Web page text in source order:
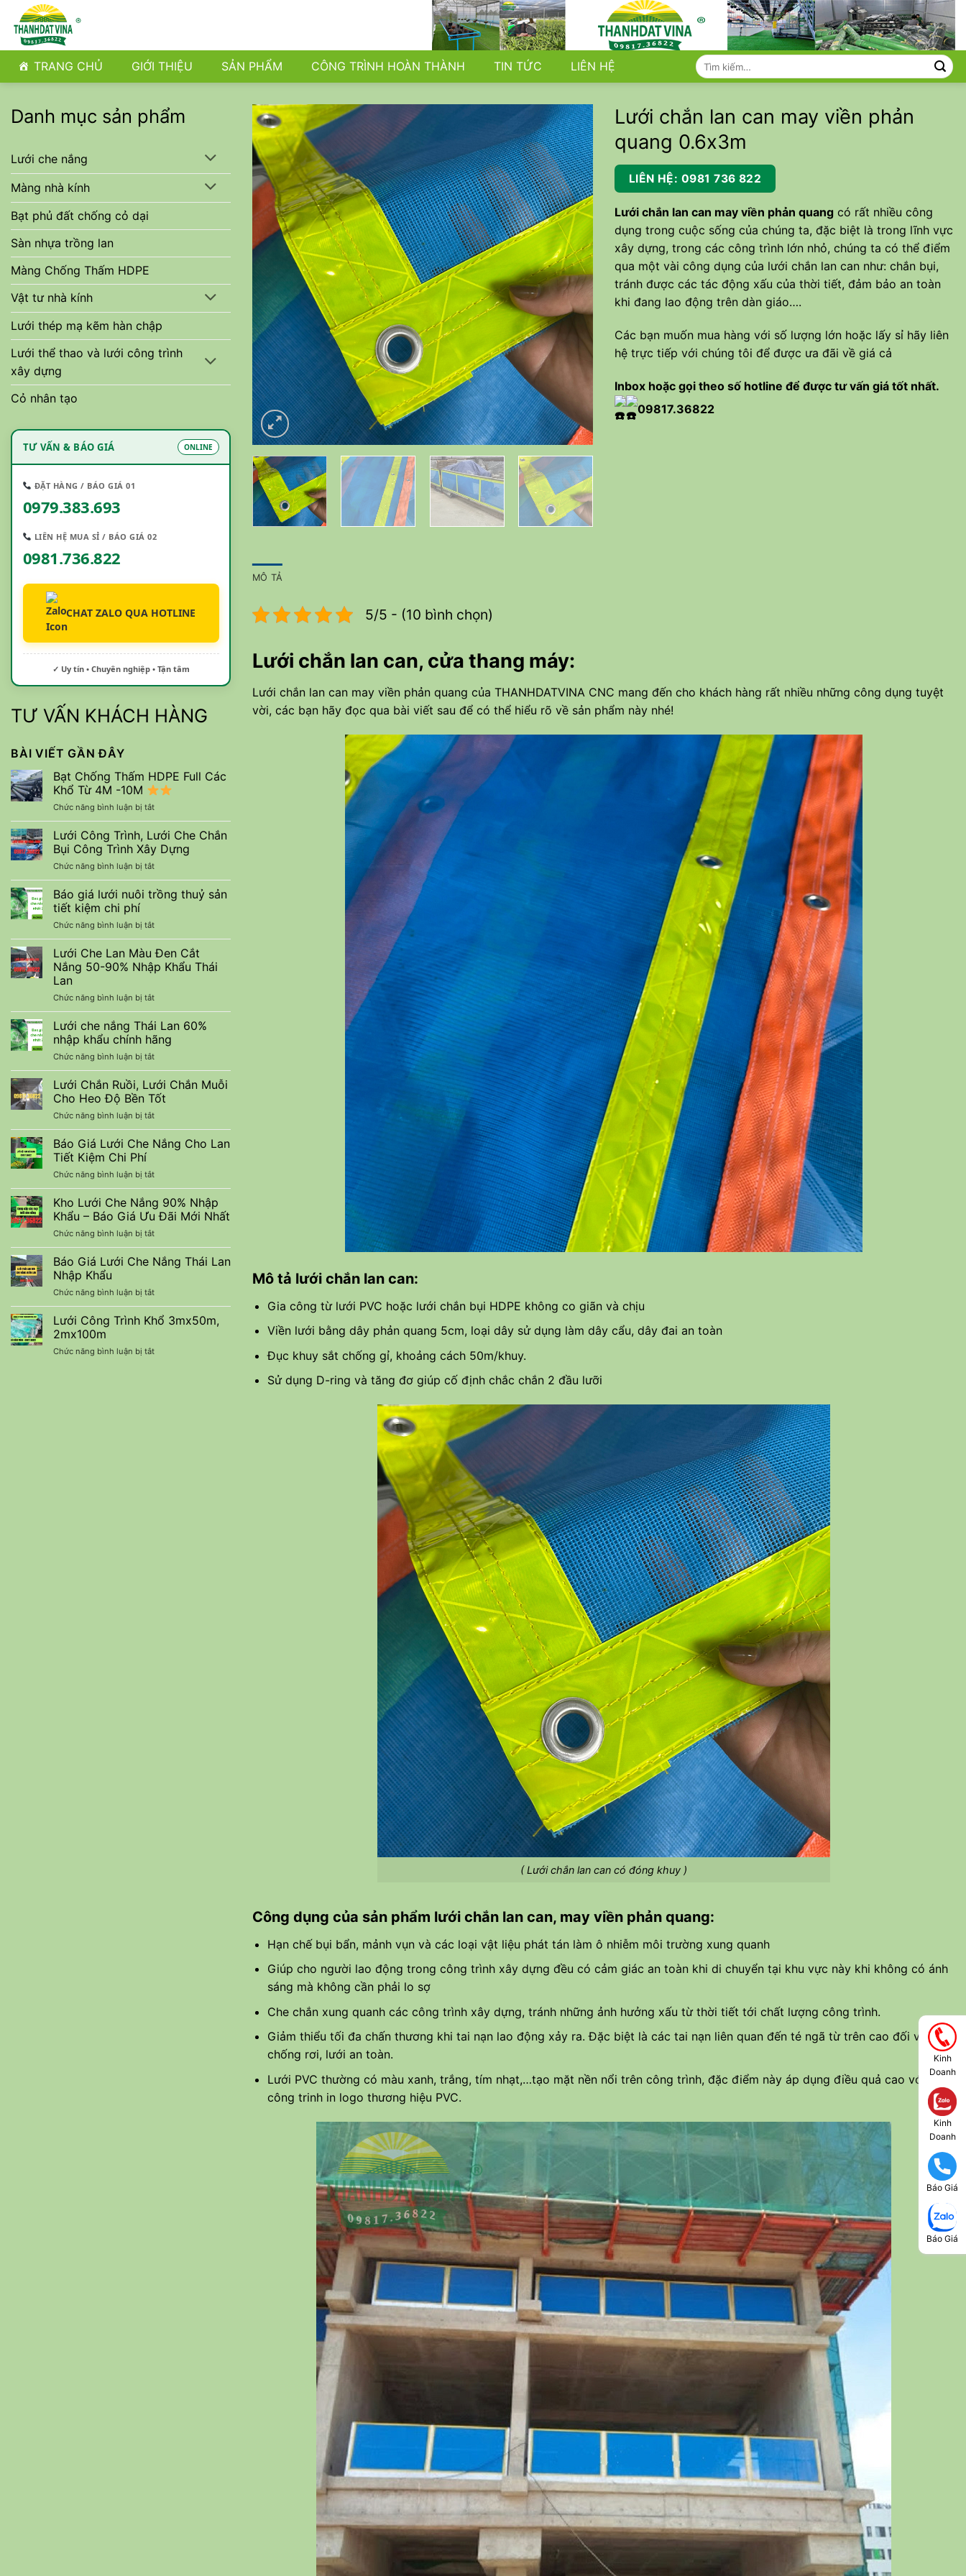
qua
dung TRANG CHỦ GIỚI THIỆU SẢN PHẨM CÔNG TRÌNH HOÀN THÀNH TIN TỨC LIÊN HỆ
Tìm
kiếm:
Danh mục sản phẩm
Lưới che nắng
Màng nhà kính
Bạt phủ đất chống cỏ dại
Sàn nhựa trồng lan
Màng Chống Thấm HDPE
Vật tư nhà kính
Lưới thép mạ kẽm hàn chập
Lưới thể thao và lưới công trình
xây dựng
Cỏ nhân tạo
TƯ VẤN & BÁO GIÁ ONLINE
ĐẶT HÀNG / BÁO GIÁ 01
0979.383.693
LIÊN HỆ MUA SỈ / BÁO GIÁ 02
0981.736.822
CHAT ZALO QUA HOTLINE
✓ Uy tín • Chuyên nghiệp • Tận tâm
TƯ VẤN KHÁCH HÀNG
BÀI VIẾT GẦN ĐÂY
Bạt Chống Thấm HDPE Full Các
Khổ Từ 4M -10M
Chức năng bình luận bị tắtở
Bạt
Chống
Thấm
HDPE
Full
Các
Khổ
-10M
Lưới Công Trình, Lưới Che Chắn
Bụi Công Trình Xây Dựng
Chức năng bình luận bị tắtở
Lưới
Công
Trình,
Che
Chắn
Bụi
Công
Trình
Dựng
Báo giá lưới nuôi trồng thuỷ sản
tiết kiệm chi phí
Chức năng bình luận bị tắtở
Báo
giá
lưới
nuôi
thuỷ
sản
tiết
kiệm
chi
phí
Lưới Che Lan Màu Đen Cắt
Nắng 50-90% Nhập Khẩu Thái
Lan
Chức năng bình luận bị tắtở
Lưới
Che
Lan
Màu
Đen
Cắt
Nắng
50-
Nhập
Khẩu
Thái
Lưới che nắng Thái Lan 60%
nhập khẩu chính hãng
Chức năng bình luận bị tắtở
Lưới
che
nắng
Thái
Lan
60%
nhập
hãng
Lưới Chắn Ruồi, Lưới Chắn Muỗi
Cho Heo Độ Bền Tốt
Chức năng bình luận bị tắtở
Lưới
Chắn
Ruồi,
Chắn
Muỗi
Cho
Heo
Bền
Tốt
Báo Giá Lưới Che Nắng Cho Lan
Tiết Kiệm Chi Phí
Chức năng bình luận bị tắtở
Báo
Giá
Lưới
Che
Nắng
Cho
Lan
Chi
Phí
Kho Lưới Che Nắng 90% Nhập
Khẩu – Báo Giá Ưu Đãi Mới Nhất
Chức năng bình luận bị tắtở
Kho
Lưới
Che
90%
Nhập
Khẩu
Giá
Báo Giá Lưới Che Nắng Thái Lan
Nhập Khẩu
Chức năng bình luận bị tắtở
Báo
Giá
Lưới
Nắng
Lưới Công Trình Khổ 3mx50m,
2mx100m
Chức năng bình luận bị tắtở
Lưới chắn lan can may viền phản
quang 0.6x3m
LIÊN HỆ: 0981 736 822
Lưới chắn lan can may viền phản quang có rất nhiều công
dụng trong cuộc sống của chúng ta, đặc biệt là trong lĩnh vực
xây dựng, trong các công trình lớn nhỏ, chúng ta có thể điểm
qua một vài công dụng của lưới chắn lan can như: chắn bụi,
tránh được các tác động xấu của thời tiết, đảm bảo an toàn
khi đang lao động trên dàn giáo….
Các bạn muốn mua hàng với số lượng lớn hoặc lấy sỉ hãy liên
hệ trực tiếp với chúng tôi để được ưa đãi về giá cả
Inbox hoặc gọi theo số hotline để được tư vấn giá tốt nhất.
09817.36822
MÔ TẢ
5/5 - (10 bình chọn)
Lưới chắn lan can, cửa thang máy:
Lưới chắn lan can may viền phản quang của THANHDATVINA CNC mang đến cho khách hàng rất nhiều những công dụng tuyệt
vời, các bạn hãy đọc qua bài viết sau để có thể hiểu rõ về sản phẩm này nhé!
Mô tả lưới chắn lan can:
Gia công từ lưới PVC hoặc lưới chắn bụi HDPE không co giãn và chịu
Viền lưới bằng dây phản quang 5cm, loại dây sử dụng làm dây cẩu, dây đai an toàn
Đục khuy sắt chống gỉ, khoảng cách 50m/khuy.
Sử dụng D-ring và tăng đơ giúp cố định chắc chắn 2 đầu lưỡi
( Lưới chắn lan can có đóng khuy )
Công dụng của sản phẩm lưới chắn lan can, may viền phản quang:
Hạn chế bụi bẩn, mảnh vụn và các loại vật liệu phát tán làm ô nhiễm môi trường xung quanh
Giúp cho người lao động trong công trình xây dựng đều có cảm giác an toàn khi di chuyển tại khu vực này khi không có ánh
sáng mà không cần phải lo sợ
Che chắn xung quanh các công trình xây dựng, tránh những ảnh hưởng xấu từ thời tiết tới chất lượng công trình.
Giảm thiểu tối đa chấn thương khi tai nạn lao động xảy ra. Đặc biệt là các tai nạn liên quan đến té ngã từ trên cao đối với lưới
chống rơi, lưới an toàn.
Lưới PVC thường có màu xanh, trắng, tím nhạt,…tạo mặt nền nổi trên công trình, đặc điểm này áp dụng điều quả cao với các
công trinh in logo thương hiệu PVC.
Kinh
Doanh
Kinh
Doanh
Báo Giá
Báo Giá